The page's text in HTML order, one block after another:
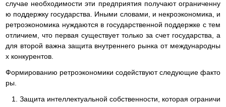
случае необходимости эти предприятия получают ограниченну
ю поддержку государства. Иными словами, и некроэкономика, и
ретроэкономика нуждаются в государственной поддержке с тем
отличием, что первая существует только за счет государства, а
для второй важна защита внутреннего рынка от международны
х конкурентов.
Формированию ретроэкономики содействуют следующие факто
ры.
Защита интеллектуальной собственности, которая ограничи